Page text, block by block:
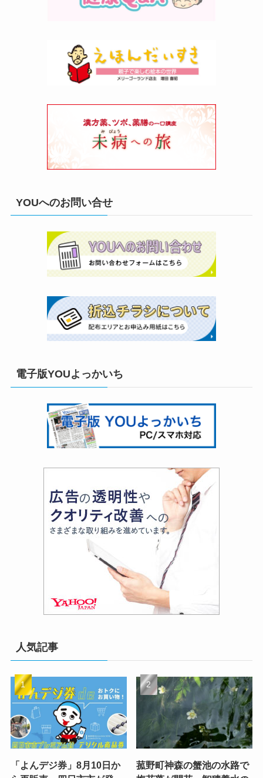
YOUへのお問い合せ
電子版YOUよっかいち
人気記事
「よんデジ券」8月10日か
菰野町神森の蟹池の水路で